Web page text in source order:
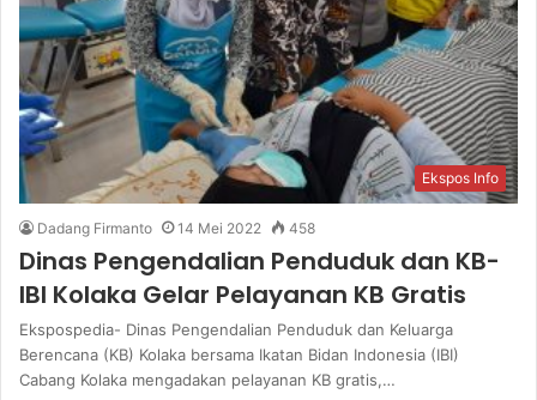
Ekspos Info
Dadang Firmanto 14 Mei 2022 458
Dinas Pengendalian Penduduk dan KB-
IBI Kolaka Gelar Pelayanan KB Gratis
Ekspospedia- Dinas Pengendalian Penduduk dan Keluarga
Berencana (KB) Kolaka bersama Ikatan Bidan Indonesia (IBI)
Cabang Kolaka mengadakan pelayanan KB gratis,…